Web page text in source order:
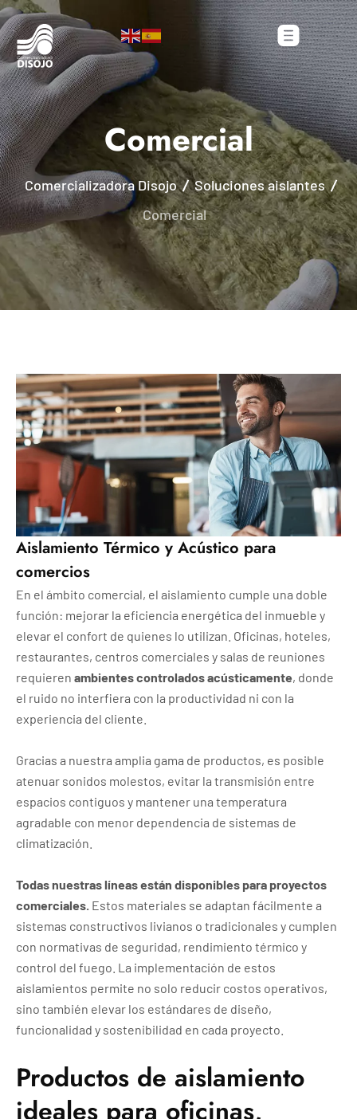
Comercial
Comercializadora Disojo
Soluciones aislantes
Comercial
Aislamiento Térmico y Acústico para
comercios
En el ámbito comercial, el aislamiento cumple una doble
función: mejorar la eficiencia energética del inmueble y
elevar el confort de quienes lo utilizan. Oficinas, hoteles,
restaurantes, centros comerciales y salas de reuniones
requieren ambientes controlados acústicamente, donde
el ruido no interfiera con la productividad ni con la
experiencia del cliente.
Gracias a nuestra amplia gama de productos, es posible
atenuar sonidos molestos, evitar la transmisión entre
espacios contiguos y mantener una temperatura
agradable con menor dependencia de sistemas de
climatización.
Todas nuestras líneas están disponibles para proyectos
comerciales. Estos materiales se adaptan fácilmente a
sistemas constructivos livianos o tradicionales y cumplen
con normativas de seguridad, rendimiento térmico y
control del fuego. La implementación de estos
aislamientos permite no solo reducir costos operativos,
sino también elevar los estándares de diseño,
funcionalidad y sostenibilidad en cada proyecto.
Productos de aislamiento
ideales para oficinas,